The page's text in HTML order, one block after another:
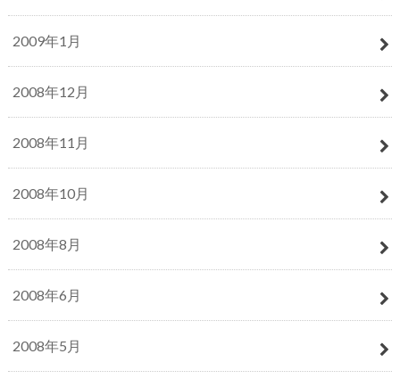
2009年1月
2008年12月
2008年11月
2008年10月
2008年8月
2008年6月
2008年5月